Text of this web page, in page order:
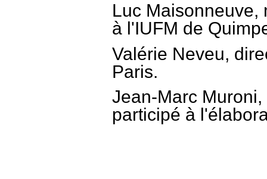
Luc Maisonneuve,
à l'IUFM de
Valérie Neveu,
Paris.
Jean-Marc
participé à